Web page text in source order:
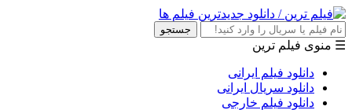
جستجو
☰ منوی فیلم ترین
دانلود فیلم ایرانی
دانلود سریال ایرانی
دانلود فیلم خارجی